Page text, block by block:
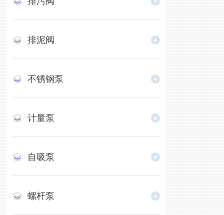
排泥阀
不锈钢泵
计量泵
自吸泵
螺杆泵